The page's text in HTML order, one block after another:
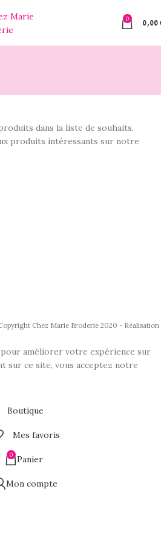
0
0,00
dans la liste de souhaits.
produits intéressants sur notre
Chez Marie Broderie 2020 - Réalisation
améliorer votre expérience sur
sur ce site, vous acceptez notre
Boutique
Mes favoris
0 Panier
Mon compte